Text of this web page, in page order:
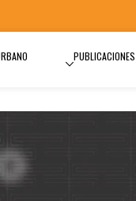
PUBLICACIONES